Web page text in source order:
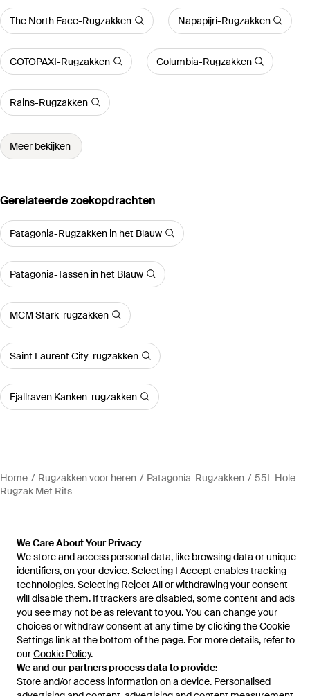
We Care About Your Privacy
We store and access personal data, like browsing data or unique
identifiers, on your device. Selecting I Accept enables tracking
technologies. Selecting Reject All or withdrawing your consent
will disable them. If trackers are disabled, some content and ads
you see may not be as relevant to you. You can change your
choices or withdraw consent at any time by clicking the Cookie
Settings link at the bottom of the page. For more details, refer to
ourCookie Policy.
We and our partners process data to provide:
Store and/or access information on a device. Personalised
The North Face-Rugzakken Napapijri-Rugzakken
COTOPAXI-Rugzakken Columbia-Rugzakken
Rains-Rugzakken
Meer bekijken
Gerelateerde zoekopdrachten
Patagonia-Rugzakken in het Blauw
Patagonia-Tassen in het Blauw
MCM Stark-rugzakken
Saint Laurent City-rugzakken
Fjallraven Kanken-rugzakken
Home Rugzakken voor heren Patagonia-Rugzakken
55L Hole
Rugzak Met Rits
Hulp en informatie